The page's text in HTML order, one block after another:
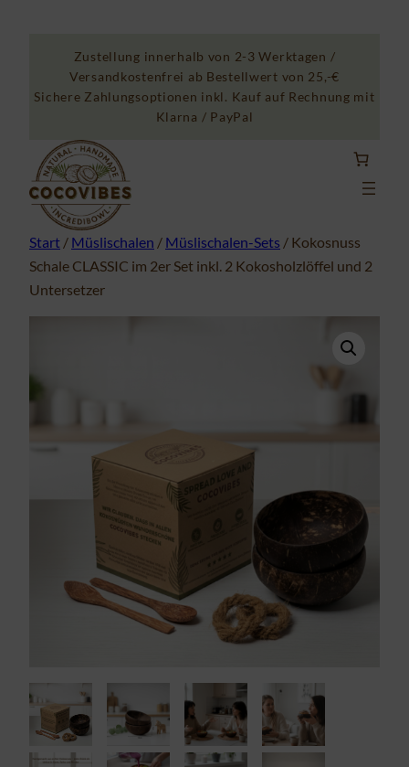
Zustellung innerhalb von 2-3 Werktagen /
Versandkostenfrei ab Bestellwert von 25,-€
Sichere Zahlungsoptionen inkl. Kauf auf Rechnung mit
Klarna / PayPal
Start / Müslischalen / Müslischalen-Sets / Kokosnuss
Schale CLASSIC im 2er Set inkl. 2 Kokosholzlöffel und 2
Untersetzer